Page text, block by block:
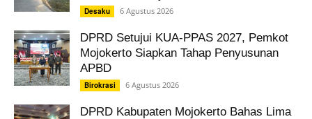
Desaku 6 Agustus 2026
DPRD Setujui KUA-PPAS 2027, Pemkot
Mojokerto Siapkan Tahap Penyusunan
APBD
Birokrasi 6 Agustus 2026
DPRD Kabupaten Mojokerto Bahas Lima